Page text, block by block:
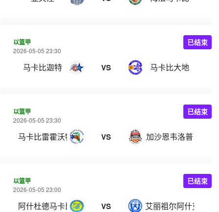
以篮甲
2026-05-05 23:30
马卡比迦特 VS 马卡比大地
已结束
以篮甲
2026-05-05 23:30
马卡比雷霍沃特 VS 加沙恩韦洛普
已结束
以篮甲
2026-05-05 23:00
阿什杜德马卡比 VS 艾丽祖尔阿什克伦
已结束